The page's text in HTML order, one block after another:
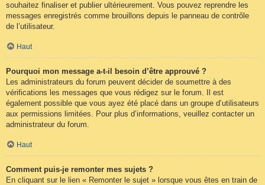
souhaitez finaliser et publier ultérieurement. Vous pouvez reprendre les
messages enregistrés comme brouillons depuis le panneau de contrôle
de l’utilisateur.
Haut
Pourquoi mon message a-t-il besoin d’être approuvé ?
Les administrateurs du forum peuvent décider de soumettre à des
vérifications les messages que vous rédigez sur le forum. Il est
également possible que vous ayez été placé dans un groupe d’utilisateurs
aux permissions limitées. Pour plus d’informations, veuillez contacter un
administrateur du forum.
Haut
Comment puis-je remonter mes sujets ?
En cliquant sur le lien « Remonter le sujet » lorsque vous êtes en train de